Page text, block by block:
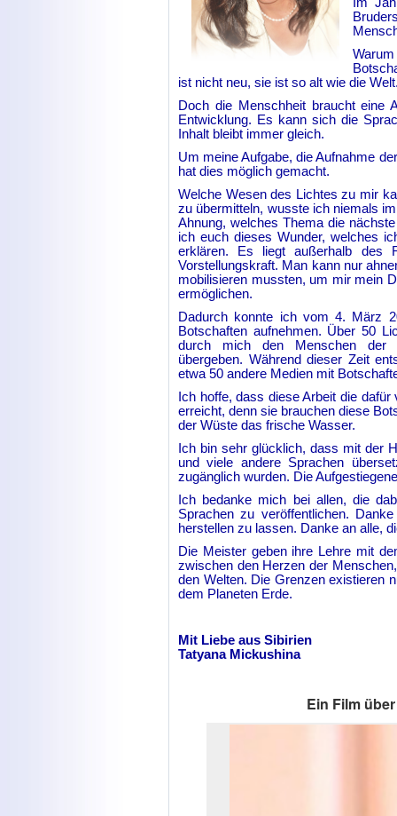
ist nicht neu, sie ist so alt wie die
Doch die Menschheit braucht eine
Entwicklung. Es kann sich die
Inhalt bleibt immer gleich.
Um meine Aufgabe, die Aufnahme
hat dies möglich gemacht.
Welche Wesen des Lichtes zu mir
zu übermitteln, wusste ich niemals
Ahnung, welches Thema die
ich euch dieses Wunder, welches
erklären. Es liegt außerhalb des
Vorstellungskraft. Man kann nur
mobilisieren mussten, um mir mein
ermöglichen.
Dadurch konnte ich vom 4. März
Botschaften aufnehmen. Über 50
durch mich den Menschen der
übergeben. Während dieser Zeit
etwa 50 andere Medien mit
Ich hoffe, dass diese Arbeit die
erreicht, denn sie brauchen diese
der Wüste das frische Wasser.
Ich bin sehr glücklich, dass mit der
und viele andere Sprachen
zugänglich wurden. Die
Ich bedanke mich bei allen, die
Sprachen zu veröffentlichen.
herstellen zu lassen. Danke an alle,
Die Meister geben ihre Lehre mit
zwischen den Herzen der
den Welten. Die Grenzen existieren
dem Planeten Erde.
Mit Liebe aus Sibirien
Tatyana Mickushina
Ein Film